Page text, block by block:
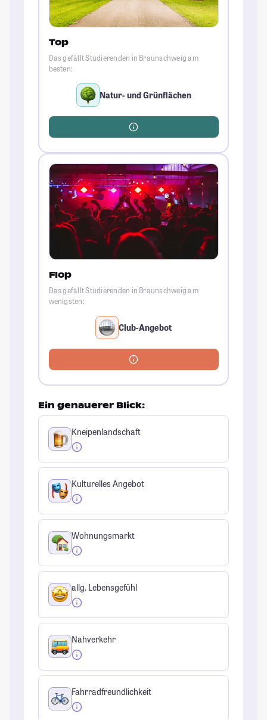
Top
Das gefällt Studierenden in Braunschweig am
besten:
Natur- und Grünflächen
Flop
Das gefällt Studierenden in Braunschweig am
wenigsten:
Club-Angebot
Ein genauerer Blick:
Kneipenlandschaft
Kulturelles Angebot
Wohnungsmarkt
allg. Lebensgefühl
Nahverkehr
Fahrradfreundlichkeit